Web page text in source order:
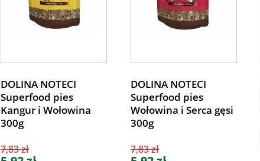
DOLINA NOTECI
Superfood pies
Kangur i Wołowina
300g
7,83 zł
DOLINA NOTECI
Superfood pies
Wołowina i Serca gęsi
300g
7,83 zł